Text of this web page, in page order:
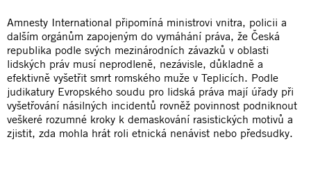
Amnesty International připomíná ministrovi vnitra, policii a
dalším orgánům zapojeným do vymáhání práva, že Česká
republika podle svých mezinárodních závazků v oblasti
lidských práv musí neprodleně, nezávisle, důkladně a
efektivně vyšetřit smrt romského muže v Teplicích. Podle
judikatury Evropského soudu pro lidská práva mají úřady při
vyšetřování násilných incidentů rovněž povinnost podniknout
veškeré rozumné kroky k demaskování rasistických motivů a
zjistit, zda mohla hrát roli etnická nenávist nebo předsudky.